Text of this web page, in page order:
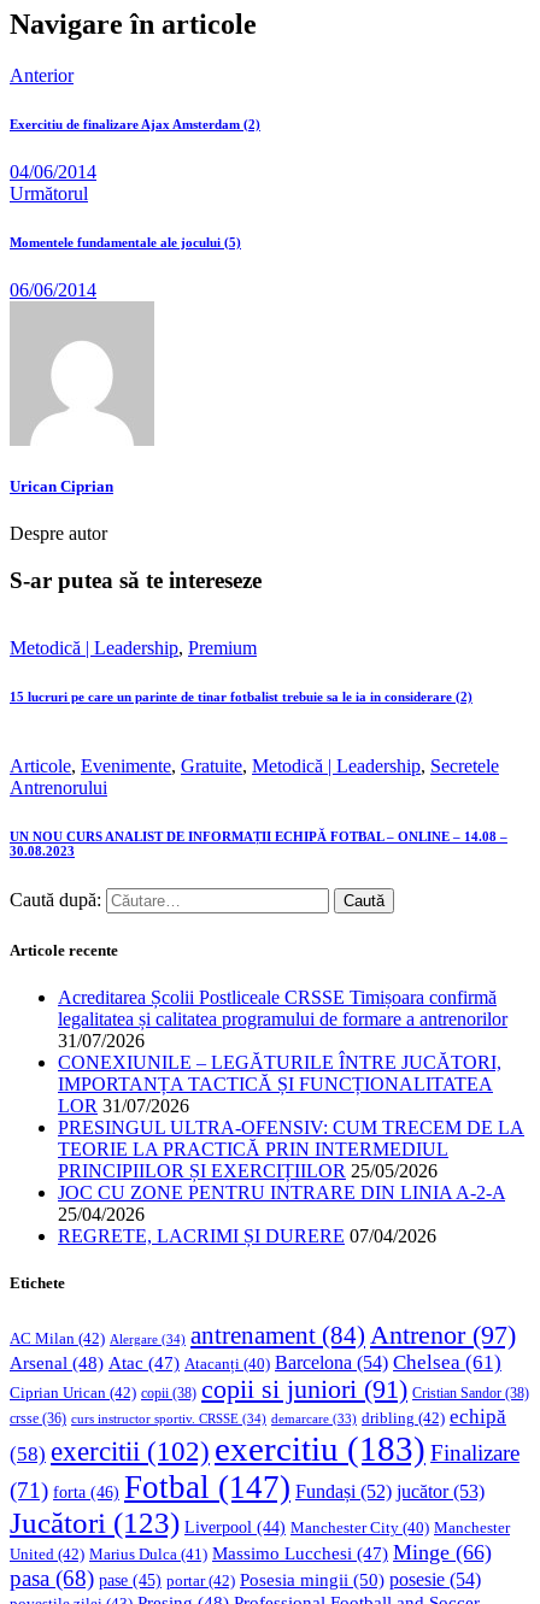
Navigare în articole
Anterior
Exercitiu de finalizare Ajax Amsterdam (2)
04/06/2014
Următorul
Momentele fundamentale ale jocului (5)
06/06/2014
Urican Ciprian
Despre autor
S-ar putea să te intereseze
Metodică | Leadership, Premium
15 lucruri pe care un parinte de tinar fotbalist trebuie sa le ia in considerare (2)
Articole, Evenimente, Gratuite, Metodică | Leadership, Secretele
Antrenorului
UN NOU CURS ANALIST DE INFORMAȚII ECHIPĂ FOTBAL – ONLINE – 14.08 –
30.08.2023
Caută după:
Articole recente
Acreditarea Școlii Postliceale CRSSE Timișoara confirmă
legalitatea și calitatea programului de formare a antrenorilor
31/07/2026
CONEXIUNILE – LEGĂTURILE ÎNTRE JUCĂTORI,
IMPORTANȚA TACTICĂ ȘI FUNCȚIONALITATEA
LOR 31/07/2026
PRESINGUL ULTRA-OFENSIV: CUM TRECEM DE LA
TEORIE LA PRACTICĂ PRIN INTERMEDIUL
PRINCIPIILOR ȘI EXERCIȚIILOR 25/05/2026
JOC CU ZONE PENTRU INTRARE DIN LINIA A-2-A
25/04/2026
REGRETE, LACRIMI ȘI DURERE 07/04/2026
Etichete
AC Milan (42) Alergare (34) antrenament (84) Antrenor(97)
Arsenal (48) Atac (47) Atacanți (40) Barcelona (54) Chelsea (61)
Ciprian Urican (42) copii (38) copii si juniori (91) Cristian Sandor (38)
crsse (36) curs instructor sportiv. CRSSE (34) demarcare (33) dribling (42) echipă
(58) exercitii (102) exercitiu (183) Finalizare
(71) forta (46) Fotbal (147) Fundași (52) jucător(53)
Jucători (123) Liverpool (44) Manchester City (40) Manchester
United (42) Marius Dulca (41) Massimo Lucchesi (47) Minge (66)
pasa (68) pase (45) portar(42) Posesia mingii (50) posesie (54)